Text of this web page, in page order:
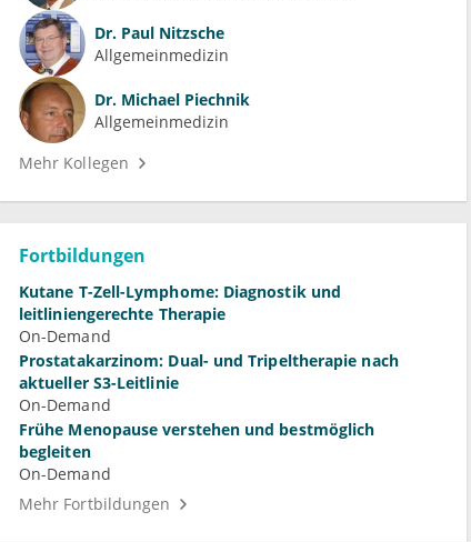
Dr. Paul Nitzsche
Allgemeinmedizin
Dr. Michael Piechnik
Allgemeinmedizin
Mehr Kollegen
Fortbildungen
Kutane T-Zell-Lymphome: Diagnostik und
leitliniengerechte Therapie
On-Demand
Prostatakarzinom: Dual- und Tripeltherapie nach
aktueller S3-Leitlinie
On-Demand
Frühe Menopause verstehen und bestmöglich
begleiten
On-Demand
Mehr Fortbildungen